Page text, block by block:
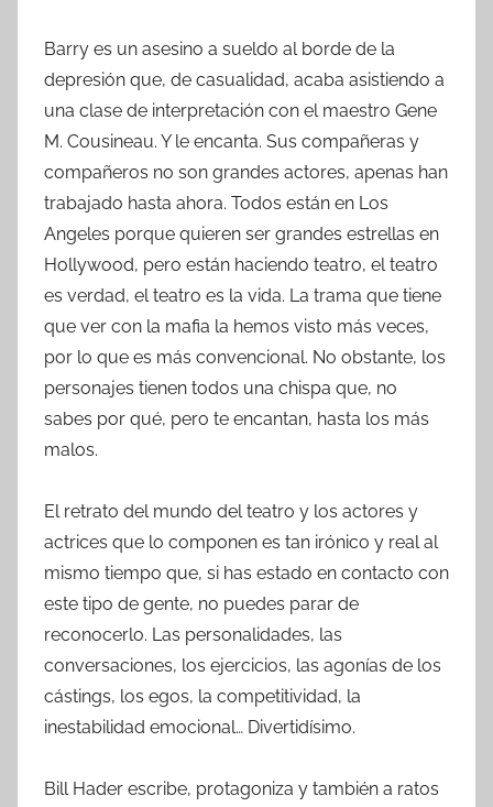
Barry es un asesino a sueldo al borde de la
depresión que, de casualidad, acaba asistiendo a
una clase de interpretación con el maestro Gene
M. Cousineau. Y le encanta. Sus compañeras y
compañeros no son grandes actores, apenas han
trabajado hasta ahora. Todos están en Los
Angeles porque quieren ser grandes estrellas en
Hollywood, pero están haciendo teatro, el teatro
es verdad, el teatro es la vida. La trama que tiene
que ver con la mafia la hemos visto más veces,
por lo que es más convencional. No obstante, los
personajes tienen todos una chispa que, no
sabes por qué, pero te encantan, hasta los más
malos.
El retrato del mundo del teatro y los actores y
actrices que lo componen es tan irónico y real al
mismo tiempo que, si has estado en contacto con
este tipo de gente, no puedes parar de
reconocerlo. Las personalidades, las
conversaciones, los ejercicios, las agonías de los
cástings, los egos, la competitividad, la
inestabilidad emocional… Divertidísimo.
Bill Hader escribe, protagoniza y también a ratos